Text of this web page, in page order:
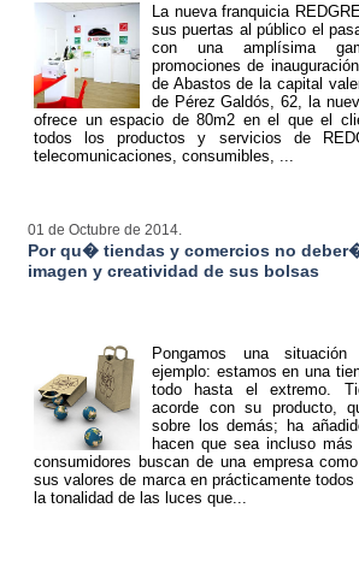
La nueva franquicia
sus puertas al público el
con una amplísima
promociones de
de Abastos de la capital
de Pérez Galdós, 62, la
ofrece un espacio de 80m2 en el que el
todos los productos y servicios de
telecomunicaciones, consumibles, ...
01 de Octubre de 2014.
Por qu� tiendas y comercios no
imagen y creatividad de sus bolsas
Pongamos una
ejemplo: estamos en una
todo hasta el extremo.
acorde con su producto,
sobre los demás; ha
hacen que sea incluso
consumidores buscan de una empresa
sus valores de marca en prácticamente
la tonalidad de las luces que...